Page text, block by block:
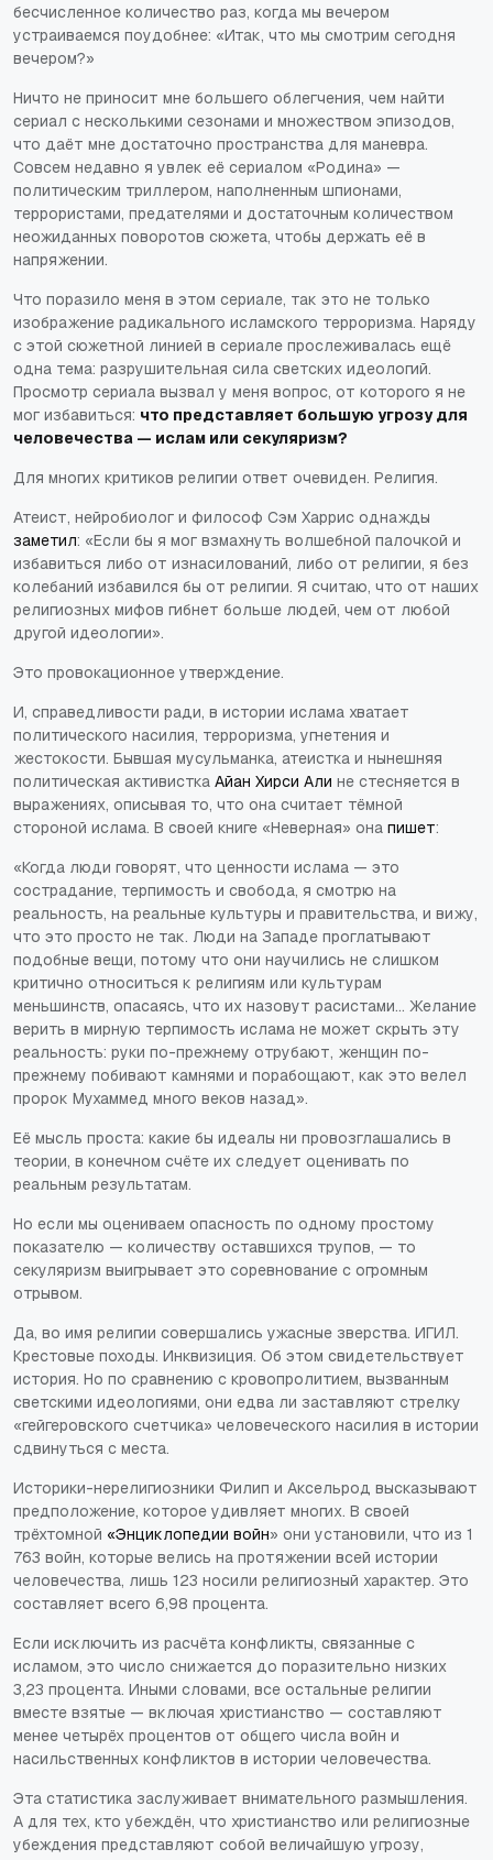
бесчисленное количество раз, когда мы вечером
устраиваемся поудобнее: «Итак, что мы смотрим сегодня
вечером?»
Ничто не приносит мне большего облегчения, чем найти
сериал с несколькими сезонами и множеством эпизодов,
что даёт мне достаточно пространства для маневра.
Совсем недавно я увлек её сериалом «Родина» —
политическим триллером, наполненным шпионами,
террористами, предателями и достаточным количеством
неожиданных поворотов сюжета, чтобы держать её в
напряжении.
Что поразило меня в этом сериале, так это не только
изображение радикального исламского терроризма. Наряду
с этой сюжетной линией в сериале прослеживалась ещё
одна тема: разрушительная сила светских идеологий.
Просмотр сериала вызвал у меня вопрос, от которого я не
мог избавиться: что представляет большую угрозу для
человечества — ислам или секуляризм?
Для многих критиков религии ответ очевиден. Религия.
Атеист, нейробиолог и философ Сэм Харрис однажды
заметил: «Если бы я мог взмахнуть волшебной палочкой и
избавиться либо от изнасилований, либо от религии, я без
колебаний избавился бы от религии. Я считаю, что от наших
религиозных мифов гибнет больше людей, чем от любой
другой идеологии».
Это провокационное утверждение.
И, справедливости ради, в истории ислама хватает
политического насилия, терроризма, угнетения и
жестокости. Бывшая мусульманка, атеистка и нынешняя
политическая активистка Айан Хирси Али не стесняется в
выражениях, описывая то, что она считает тёмной
стороной ислама. В своей книге «Неверная» она пишет:
«Когда люди говорят, что ценности ислама — это
сострадание, терпимость и свобода, я смотрю на
реальность, на реальные культуры и правительства, и вижу,
что это просто не так. Люди на Западе проглатывают
подобные вещи, потому что они научились не слишком
критично относиться к религиям или культурам
меньшинств, опасаясь, что их назовут расистами... Желание
верить в мирную терпимость ислама не может скрыть эту
реальность: руки по-прежнему отрубают, женщин по-
прежнему побивают камнями и порабощают, как это велел
пророк Мухаммед много веков назад».
Её мысль проста: какие бы идеалы ни провозглашались в
теории, в конечном счёте их следует оценивать по
реальным результатам.
Но если мы оцениваем опасность по одному простому
показателю — количеству оставшихся трупов, — то
секуляризм выигрывает это соревнование с огромным
отрывом.
Да, во имя религии совершались ужасные зверства. ИГИЛ.
Крестовые походы. Инквизиция. Об этом свидетельствует
история. Но по сравнению с кровопролитием, вызванным
светскими идеологиями, они едва ли заставляют стрелку
«гейгеровского счетчика» человеческого насилия в истории
сдвинуться с места.
Историки-нерелигиозники Филип и Аксельрод высказывают
предположение, которое удивляет многих. В своей
трёхтомной «Энциклопедии войн» они установили, что из 1
763 войн, которые велись на протяжении всей истории
человечества, лишь 123 носили религиозный характер. Это
составляет всего 6,98 процента.
Если исключить из расчёта конфликты, связанные с
исламом, это число снижается до поразительно низких
3,23 процента. Иными словами, все остальные религии
вместе взятые — включая христианство — составляют
менее четырёх процентов от общего числа войн и
насильственных конфликтов в истории человечества.
Эта статистика заслуживает внимательного размышления.
А для тех, кто убеждён, что христианство или религиозные
убеждения представляют собой величайшую угрозу,